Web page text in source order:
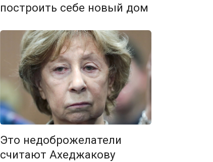
построить себе новый дом
Это недоброжелатели
считают Ахеджакову